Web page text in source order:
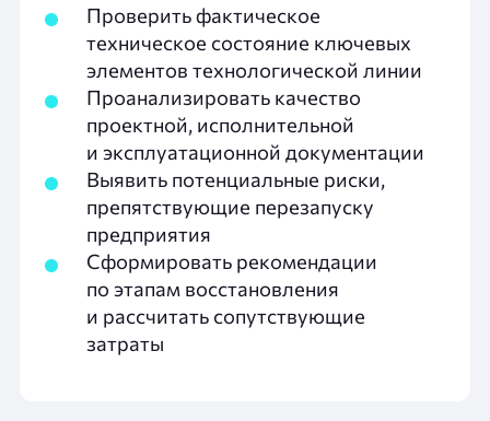
Проверить фактическое
техническое состояние ключевых
элементов технологической линии
Проанализировать качество
проектной, исполнительной
и эксплуатационной документации
Выявить потенциальные риски,
препятствующие перезапуску
предприятия
Сформировать рекомендации
по этапам восстановления
и рассчитать сопутствующие
затраты